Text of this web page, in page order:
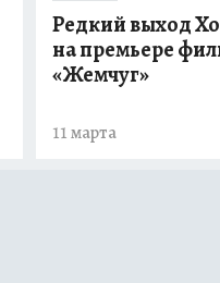
Редкий выход
на премьере
«Жемчуг»
11 марта